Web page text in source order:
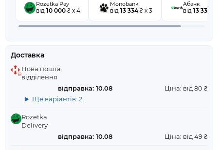
Rozetka Pay
від 10 000₴ x 4
Monobank
від 13 334₴ x 3
Абанк
від 13 334
Доставка
Нова пошта
відділення
відправка: 10.08
Ціна: від 80 ₴
Ще варіантів: 2
Rozetka
Delivery
відправка: 10.08
Ціна: від 49 ₴